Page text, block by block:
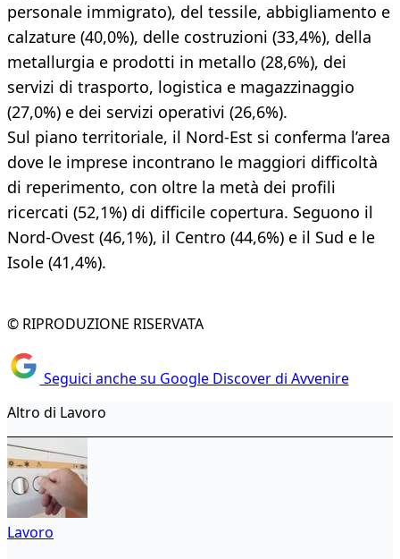
personale immigrato), del tessile, abbigliamento e
calzature (40,0%), delle costruzioni (33,4%), della
metallurgia e prodotti in metallo (28,6%), dei
servizi di trasporto, logistica e magazzinaggio
(27,0%) e dei servizi operativi (26,6%).
Sul piano territoriale, il Nord-Est si conferma l’area
dove le imprese incontrano le maggiori difficoltà
di reperimento, con oltre la metà dei profili
ricercati (52,1%) di difficile copertura. Seguono il
Nord-Ovest (46,1%), il Centro (44,6%) e il Sud e le
Isole (41,4%).
© RIPRODUZIONE RISERVATA
Seguici anche su Google Discover di Avvenire
Altro di Lavoro
Lavoro